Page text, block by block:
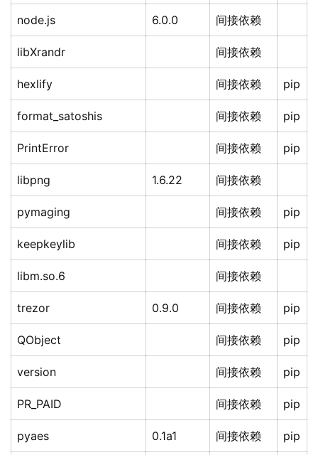
node.js 6.0.0 间接依赖
libXrandr 间接依赖
hexlify 间接依赖 pip
format_satoshis 间接依赖 pip
PrintError 间接依赖 pip
libpng 1.6.22 间接依赖
pymaging 间接依赖 pip
keepkeylib 间接依赖 pip
libm.so.6 间接依赖
trezor 0.9.0 间接依赖 pip
QObject 间接依赖 pip
version 间接依赖 pip
PR_PAID 间接依赖 pip
pyaes 0.1a1 间接依赖 pip